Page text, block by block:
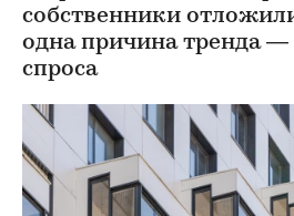
собственники
одна причина тренда
спроса